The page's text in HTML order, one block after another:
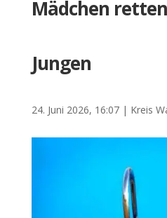
Mädchen
Jungen
24. Juni 2026, 16:07| Kreis